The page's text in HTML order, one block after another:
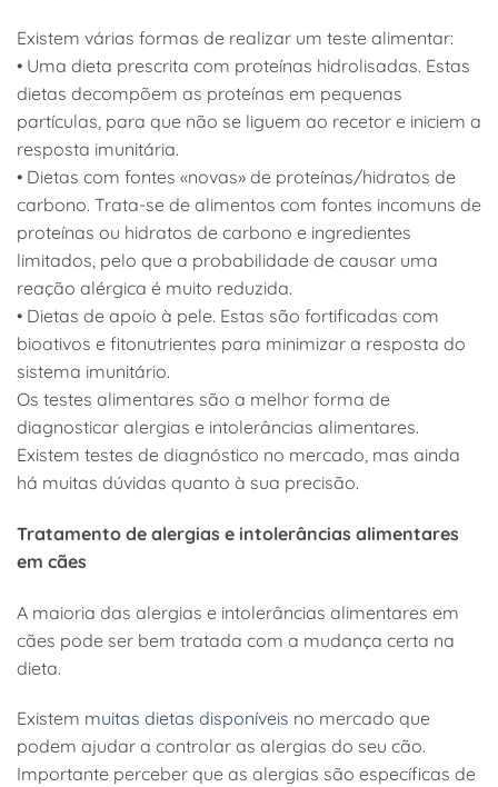
Existem várias formas de realizar um teste alimentar:
• Uma dieta prescrita com proteínas hidrolisadas. Estas
dietas decompõem as proteínas em pequenas
partículas, para que não se liguem ao recetor e iniciem a
resposta imunitária.
• Dietas com fontes «novas» de proteínas/hidratos de
carbono. Trata-se de alimentos com fontes incomuns de
proteínas ou hidratos de carbono e ingredientes
limitados, pelo que a probabilidade de causar uma
reação alérgica é muito reduzida.
• Dietas de apoio à pele. Estas são fortificadas com
bioativos e fitonutrientes para minimizar a resposta do
sistema imunitário.
Os testes alimentares são a melhor forma de
diagnosticar alergias e intolerâncias alimentares.
Existem testes de diagnóstico no mercado, mas ainda
há muitas dúvidas quanto à sua precisão.
Tratamento de alergias e intolerâncias alimentares
em cães
A maioria das alergias e intolerâncias alimentares em
cães pode ser bem tratada com a mudança certa na
dieta.
Existem muitas dietas disponíveis no mercado que
podem ajudar a controlar as alergias do seu cão.
Importante perceber que as alergias são específicas de